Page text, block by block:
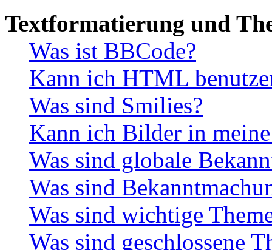
Textformatierung und
Was ist BBCode?
Kann ich HTML
Was sind Smilies?
Kann ich Bilder in
Was sind globale
Was sind
Was sind wichtige
Was sind geschlossene